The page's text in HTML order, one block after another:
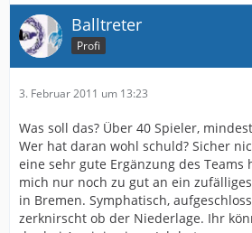
Balltreter
Profi
3. Februar 2011 um 13:23
Was soll das? Über 40 Spieler,
Wer hat daran wohl schuld? Sicher
eine sehr gute Ergänzung des Teams
mich nur noch zu gut an ein
in Bremen. Symphatisch,
zerknirscht ob der Niederlage. Ihr